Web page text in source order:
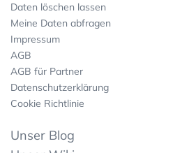
Daten löschen lassen
Meine Daten abfragen
Impressum
AGB
AGB für Partner
Datenschutzerklärung
Cookie Richtlinie
Unser Blog